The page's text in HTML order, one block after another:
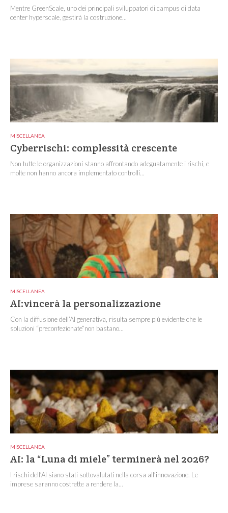
Mentre GreenScale, uno dei principali sviluppatori di campus di data
center hyperscale, gestirà la costruzione...
MISCELLANEA
Cyberrischi: complessità crescente
Non tutte le organizzazioni stanno affrontando adeguatamente i rischi, e
molte non hanno ancora implementato controlli...
MISCELLANEA
AI:vincerà la personalizzazione
Con la diffusione dell’AI generativa, risulta sempre più evidente che le
soluzioni “preconfezionate”non bastano...
MISCELLANEA
AI: la “Luna di miele” terminerà nel 2026?
I rischi dell’AI siano stati sottovalutati nella corsa all’innovazione. Le
imprese saranno costrette a rendere la...